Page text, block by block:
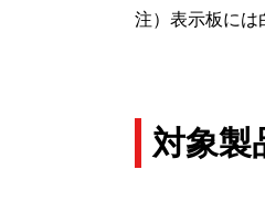
注）表示板には
対象製